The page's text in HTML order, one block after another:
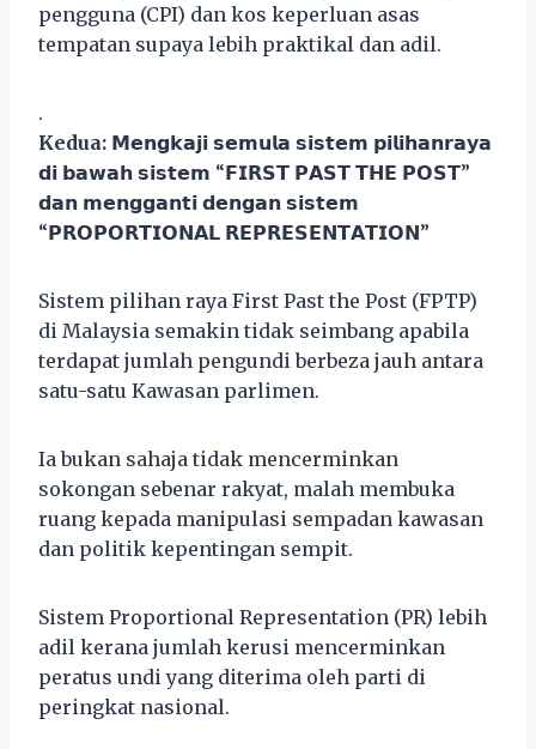
pengguna (CPI) dan kos keperluan asas
tempatan supaya lebih praktikal dan adil.
.
Kedua: 𝗠𝗲𝗻𝗴𝗸𝗮𝗷𝗶 𝘀𝗲𝗺𝘂𝗹𝗮 𝘀𝗶𝘀𝘁𝗲𝗺 𝗽𝗶𝗹𝗶𝗵𝗮𝗻𝗿𝗮𝘆𝗮
𝗱𝗶 𝗯𝗮𝘄𝗮𝗵 𝘀𝗶𝘀𝘁𝗲𝗺 “𝗙𝗜𝗥𝗦𝗧 𝗣𝗔𝗦𝗧 𝗧𝗛𝗘 𝗣𝗢𝗦𝗧”
𝗱𝗮𝗻 𝗺𝗲𝗻𝗴𝗴𝗮𝗻𝘁𝗶 𝗱𝗲𝗻𝗴𝗮𝗻 𝘀𝗶𝘀𝘁𝗲𝗺
“𝗣𝗥𝗢𝗣𝗢𝗥𝗧𝗜𝗢𝗡𝗔𝗟 𝗥𝗘𝗣𝗥𝗘𝗦𝗘𝗡𝗧𝗔𝗧𝗜𝗢𝗡”
Sistem pilihan raya First Past the Post (FPTP)
di Malaysia semakin tidak seimbang apabila
terdapat jumlah pengundi berbeza jauh antara
satu-satu Kawasan parlimen.
Ia bukan sahaja tidak mencerminkan
sokongan sebenar rakyat, malah membuka
ruang kepada manipulasi sempadan kawasan
dan politik kepentingan sempit.
Sistem Proportional Representation (PR) lebih
adil kerana jumlah kerusi mencerminkan
peratus undi yang diterima oleh parti di
peringkat nasional.